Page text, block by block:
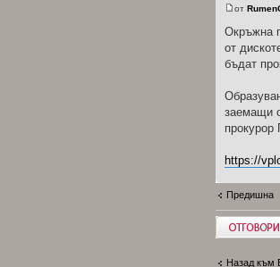
от
Окръжна
от
бъдат
заемащи
прокурор
https://
Предишна
Добави отговор
Назад към